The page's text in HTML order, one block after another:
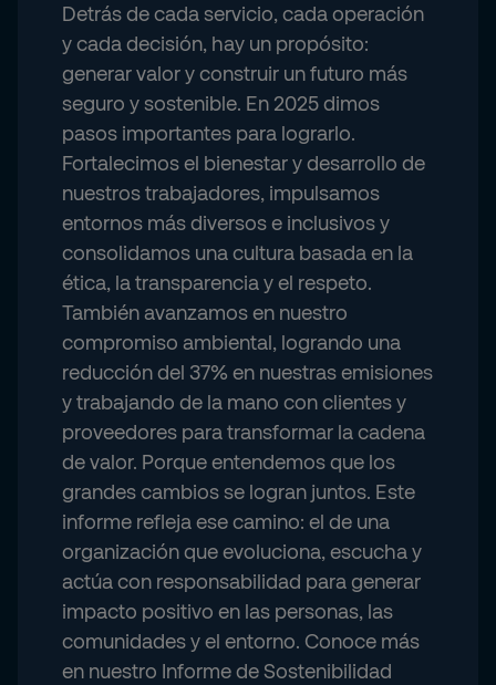
Detrás de cada servicio, cada operación
y cada decisión, hay un propósito:
generar valor y construir un futuro más
seguro y sostenible. En 2025 dimos
pasos importantes para lograrlo.
Fortalecimos el bienestar y desarrollo de
nuestros trabajadores, impulsamos
entornos más diversos e inclusivos y
consolidamos una cultura basada en la
ética, la transparencia y el respeto.
También avanzamos en nuestro
compromiso ambiental, logrando una
reducción del 37% en nuestras emisiones
y trabajando de la mano con clientes y
proveedores para transformar la cadena
de valor. Porque entendemos que los
grandes cambios se logran juntos. Este
informe refleja ese camino: el de una
organización que evoluciona, escucha y
actúa con responsabilidad para generar
impacto positivo en las personas, las
comunidades y el entorno. Conoce más
en nuestro Informe de Sostenibilidad